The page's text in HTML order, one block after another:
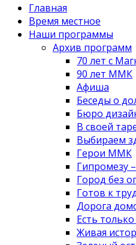
Главная
Время местное
Наши программы
Архив программ
70 лет с
90 лет ММК
Афиша
Беседы о
Бюро
В своей
Выбираем
Герои ММК
Гипромезу
Город без
Готов к
Дорога
Есть только
Живая